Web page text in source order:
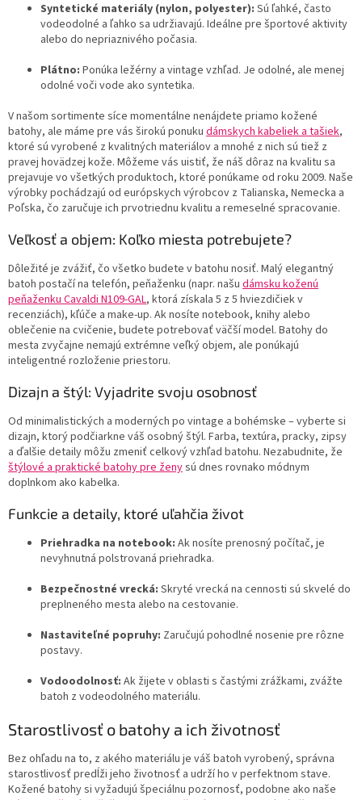
Syntetické materiály (nylon, polyester): Sú ľahké, často
vodeodolné a ľahko sa udržiavajú. Ideálne pre športové aktivity
alebo do nepriaznivého počasia.
Plátno: Ponúka ležérny a vintage vzhľad. Je odolné, ale menej
odolné voči vode ako syntetika.
V našom sortimente síce momentálne nenájdete priamo kožené
batohy, ale máme pre vás širokú ponuku dámskych kabeliek a tašiek,
ktoré sú vyrobené z kvalitných materiálov a mnohé z nich sú tiež z
pravej hovädzej kože. Môžeme vás uistiť, že náš dôraz na kvalitu sa
prejavuje vo všetkých produktoch, ktoré ponúkame od roku 2009. Naše
výrobky pochádzajú od európskych výrobcov z Talianska, Nemecka a
Poľska, čo zaručuje ich prvotriednu kvalitu a remeselné spracovanie.
Veľkosť a objem: Koľko miesta potrebujete?
Dôležité je zvážiť, čo všetko budete v batohu nosiť. Malý elegantný
batoh postačí na telefón, peňaženku (napr. našu dámsku koženú
peňaženku Cavaldi N109-GAL, ktorá získala 5 z 5 hviezdičiek v
recenziách), kľúče a make-up. Ak nosíte notebook, knihy alebo
oblečenie na cvičenie, budete potrebovať väčší model. Batohy do
mesta zvyčajne nemajú extrémne veľký objem, ale ponúkajú
inteligentné rozloženie priestoru.
Dizajn a štýl: Vyjadrite svoju osobnosť
Od minimalistických a moderných po vintage a bohémske – vyberte si
dizajn, ktorý podčiarkne váš osobný štýl. Farba, textúra, pracky, zipsy
a ďalšie detaily môžu zmeniť celkový vzhľad batohu. Nezabudnite, že
štýlové a praktické batohy pre ženysú dnes rovnako módnym
doplnkom ako kabelka.
Funkcie a detaily, ktoré uľahčia život
Priehradka na notebook: Ak nosíte prenosný počítač, je
nevyhnutná polstrovaná priehradka.
Bezpečnostné vrecká: Skryté vrecká na cennosti sú skvelé do
preplneného mesta alebo na cestovanie.
Nastaviteľné popruhy: Zaručujú pohodlné nosenie pre rôzne
postavy.
Vodoodolnosť: Ak žijete v oblasti s častými zrážkami, zvážte
batoh z vodeodolného materiálu.
Starostlivosť o batohy a ich životnosť
Bez ohľadu na to, z akého materiálu je váš batoh vyrobený, správna
starostlivosť predĺži jeho životnosť a udrží ho v perfektnom stave.
Kožené batohy si vyžadujú špeciálnu pozornosť, podobne ako naše